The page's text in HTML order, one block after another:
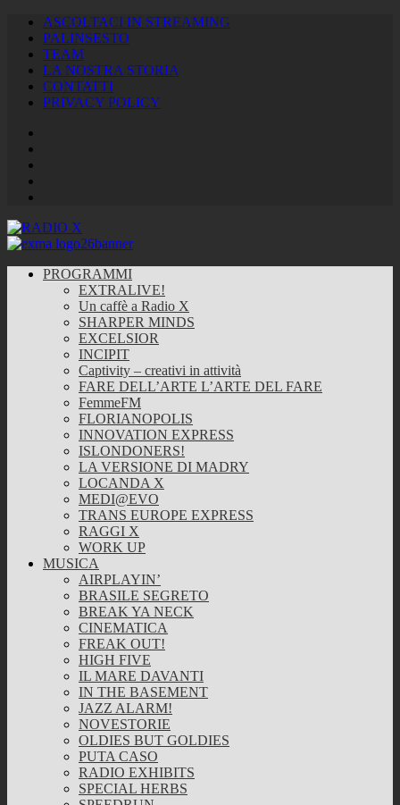
ASCOLTACI IN STREAMING
PALINSESTO
TEAM
LA NOSTRA STORIA
CONTATTI
PRIVACY POLICY
PROGRAMMI
EXTRALIVE!
Un caffè a Radio X
SHARPER MINDS
EXCELSIOR
INCIPIT
Captivity – creativi in attività
FARE DELL’ARTE L’ARTE DEL FARE
FemmeFM
FLORIANOPOLIS
INNOVATION EXPRESS
ISLONDONERS!
LA VERSIONE DI MADRY
LOCANDA X
MEDI@EVO
TRANS EUROPE EXPRESS
RAGGI X
WORK UP
MUSICA
AIRPLAYIN’
BRASILE SEGRETO
BREAK YA NECK
CINEMATICA
FREAK OUT!
HIGH FIVE
IL MARE DAVANTI
IN THE BASEMENT
JAZZ ALARM!
NOVESTORIE
OLDIES BUT GOLDIES
PUTA CASO
RADIO EXHIBITS
SPECIAL HERBS